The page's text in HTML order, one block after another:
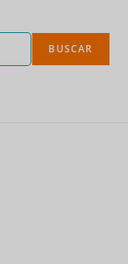
BUSCAR